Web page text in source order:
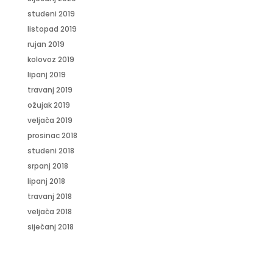
studeni 2019
listopad 2019
rujan 2019
kolovoz 2019
lipanj 2019
travanj 2019
ožujak 2019
veljača 2019
prosinac 2018
studeni 2018
srpanj 2018
lipanj 2018
travanj 2018
veljača 2018
siječanj 2018